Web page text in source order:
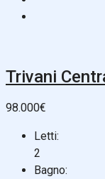
Trivani
98.000€
Letti:
2
Bagno: